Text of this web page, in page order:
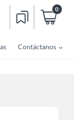
0
Contáctanos